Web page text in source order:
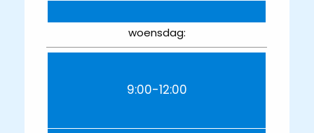
woensdag:
9:00-12:00